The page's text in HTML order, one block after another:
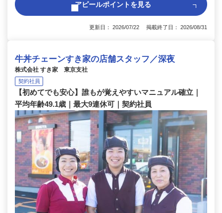
アピールポイントを見る
更新日： 2026/07/22 掲載終了日： 2026/08/31
牛丼チェーンすき家の店舗スタッフ／深夜
株式会社 すき家 東京支社
契約社員
【初めてでも安心】誰もが覚えやすいマニュアル確立｜
平均年齢49.1歳｜最大9連休可｜契約社員